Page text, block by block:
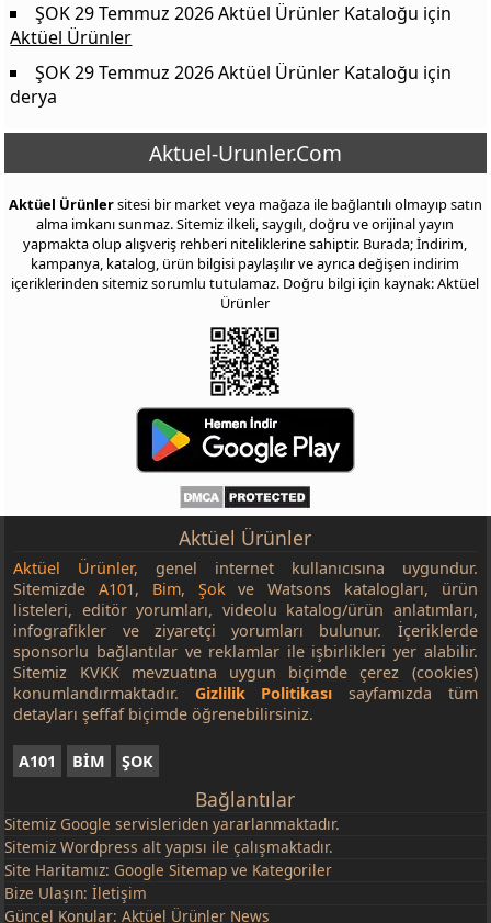
ŞOK 29 Temmuz 2026 Aktüel Ürünler Kataloğu için
Aktüel Ürünler
ŞOK 29 Temmuz 2026 Aktüel Ürünler Kataloğu için
derya
Aktuel-Urunler.Com
Aktüel Ürünlersitesi bir market veya mağaza ile bağlantılı olmayıp satın
alma imkanı sunmaz. Sitemiz ilkeli, saygılı, doğru ve orijinal yayın
yapmakta olup alışveriş rehberi niteliklerine sahiptir. Burada; İndirim,
kampanya, katalog, ürün bilgisi paylaşılır ve ayrıca değişen indirim
içeriklerinden sitemiz sorumlu tutulamaz. Doğru bilgi için kaynak: Aktüel
Ürünler
Aktüel Ürünler
Aktüel Ürünler, genel internet kullanıcısına uygundur.
SitemizdeA101, Bim, Şokve Watsons katalogları, ürün
listeleri, editör yorumları, videolu katalog/ürün anlatımları,
infografikler ve ziyaretçi yorumları bulunur. İçeriklerde
sponsorlu bağlantılar ve reklamlar ile işbirlikleri yer alabilir.
Sitemiz KVKK mevzuatına uygun biçimde çerez (cookies)
konumlandırmaktadır. Gizlilik Politikası sayfamızda tüm
detayları şeffaf biçimde öğrenebilirsiniz.
A101 BİM ŞOK
Bağlantılar
Sitemiz Google servisleriden yararlanmaktadır.
Sitemiz Wordpress alt yapısı ile çalışmaktadır.
Site Haritamız: Google Sitemap ve Kategoriler
Bize Ulaşın:İletişim
Güncel Konular:Aktüel Ürünler News